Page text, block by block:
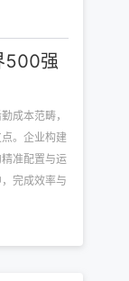
500强
成本范畴，
。企业构建
准配置与运
完成效率与